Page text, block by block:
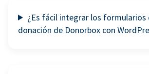
¿Es fácil integrar los formularios
donación de Donorbox con